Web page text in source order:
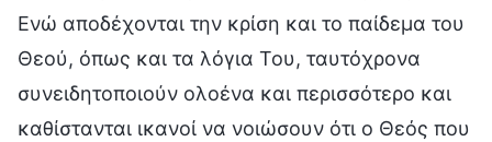
Ενώ αποδέχονται την κρίση και το παίδεμα του
Θεού, όπως και τα λόγια Του, ταυτόχρονα
συνειδητοποιούν ολοένα και περισσότερο και
καθίστανται ικανοί να νοιώσουν ότι ο Θεός που